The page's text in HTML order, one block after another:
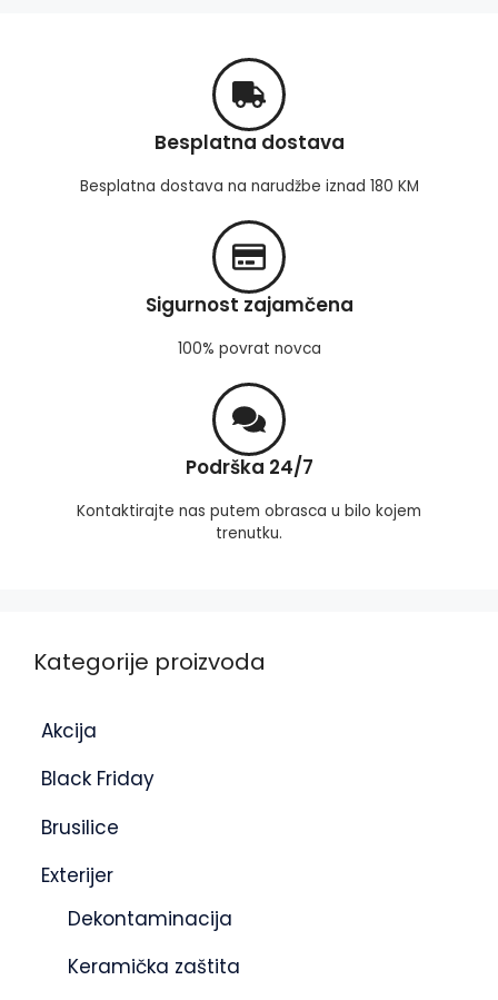
Besplatna dostava
Besplatna dostava na narudžbe iznad 180 KM
Sigurnost zajamčena
100% povrat novca
Podrška 24/7
Kontaktirajte nas putem obrasca u bilo kojem
trenutku.
Kategorije proizvoda
Akcija
Black Friday
Brusilice
Exterijer
Dekontaminacija
Keramička zaštita